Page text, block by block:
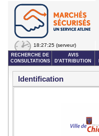
18:27:25 (serveur)
RECHERCHE DE
CONSULTATIONS
AVIS
D'ATTRIBUTION
Identification